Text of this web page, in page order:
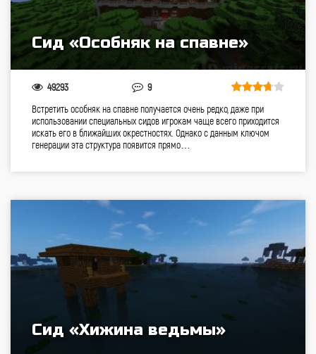
Сид «Особняк на спавне»
49293 9
Встретить особняк на спавне получается очень редко, даже при
использовании специальных сидов игрокам чаще всего приходится
искать его в ближайших окрестностях. Однако с данным ключом
генерации эта структура появится прямо…
Сид «Хижина ведьмы»